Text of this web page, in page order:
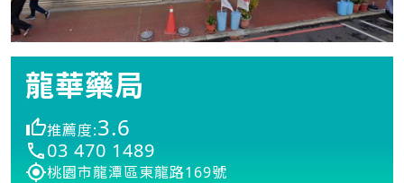
龍華藥局
推薦度:3.6
03 470 1489
桃園市龍潭區東龍路169號